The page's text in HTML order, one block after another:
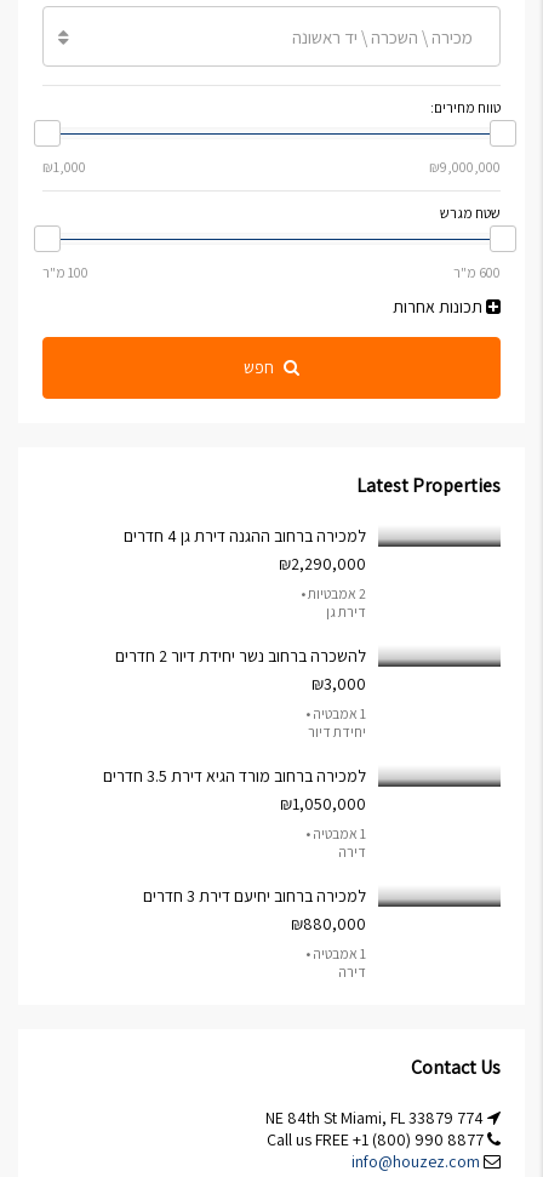
מכירה \ השכרה \ יד ראשונה
טווח מחירים:
שטח מגרש
תכונות אחרות
חפש
Latest Properties
למכירה ברחוב ההגנה דירת גן 4 חדרים
₪2,290,000
2 אמבטיות •
דירת גן
להשכרה ברחוב נשר יחידת דיור 2 חדרים
₪3,000
1 אמבטיה •
יחידת דיור
למכירה ברחוב מורד הגיא דירת 3.5 חדרים
₪1,050,000
1 אמבטיה •
דירה
למכירה ברחוב יחיעם דירת 3 חדרים
₪880,000
1 אמבטיה •
דירה
Contact Us
info@houzez.com